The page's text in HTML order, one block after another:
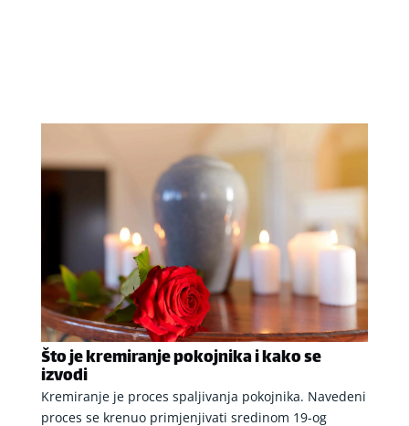
Što je kremiranje pokojnika i kako se
izvodi
Kremiranje je proces spaljivanja pokojnika. Navedeni
proces se krenuo primjenjivati sredinom 19-og